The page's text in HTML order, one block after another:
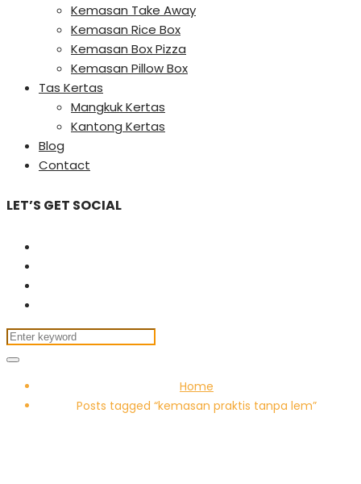
Kemasan Take Away
Kemasan Rice Box
Kemasan Box Pizza
Kemasan Pillow Box
Tas Kertas
Mangkuk Kertas
Kantong Kertas
Blog
Contact
LET’S GET SOCIAL
Home
Posts tagged “kemasan praktis tanpa lem”